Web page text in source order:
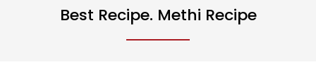
Best Recipe. Methi Recipe